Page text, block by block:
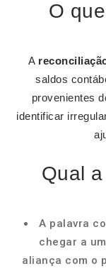
O
A
saldos
provenientes
identificar
Qual
A palavra
chegar a
aliança com o